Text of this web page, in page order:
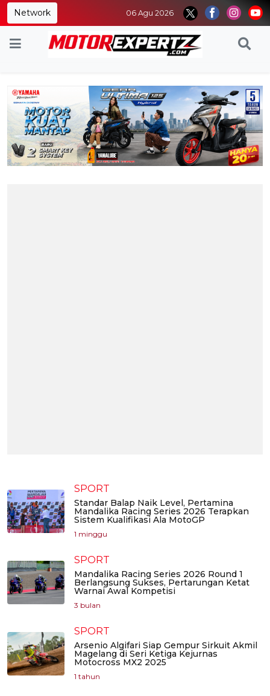
Network 06 Agu 2026
SPORT
Standar Balap Naik Level, Pertamina
Mandalika Racing Series 2026 Terapkan
Sistem Kualifikasi Ala MotoGP
1 minggu
SPORT
Mandalika Racing Series 2026 Round 1
Berlangsung Sukses, Pertarungan Ketat
Warnai Awal Kompetisi
3 bulan
SPORT
Arsenio Algifari Siap Gempur Sirkuit Akmil
Magelang di Seri Ketiga Kejurnas
Motocross MX2 2025
1 tahun